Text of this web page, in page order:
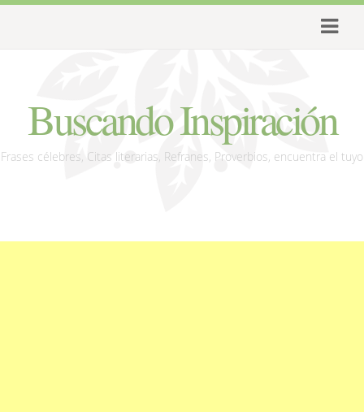
Buscando Inspiración
Frases célebres, Citas literarias, Refranes, Proverbios, encuentra el tuyo